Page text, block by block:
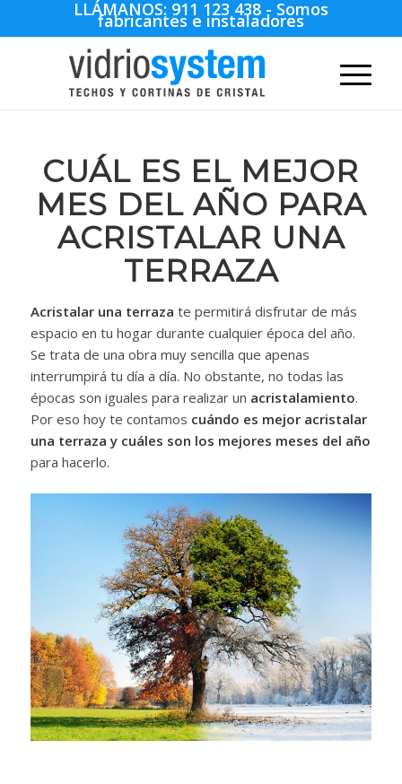
LLÁMANOS: 911 123 438 - Somos
fabricantes e instaladores
CUÁL ES EL MEJOR
MES DEL AÑO PARA
ACRISTALAR UNA
TERRAZA
Acristalar una terraza te permitirá disfrutar de más
espacio en tu hogar durante cualquier época del año.
Se trata de una obra muy sencilla que apenas
interrumpirá tu día a día. No obstante, no todas las
épocas son iguales para realizar un acristalamiento.
Por eso hoy te contamos cuándo es mejor acristalar
una terraza y cuáles son los mejores meses del año
para hacerlo.